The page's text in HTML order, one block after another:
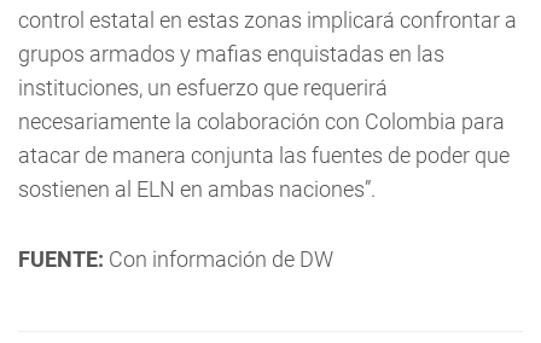
control estatal en estas zonas implicará confrontar a
grupos armados y mafias enquistadas en las
instituciones, un esfuerzo que requerirá
necesariamente la colaboración con Colombia para
atacar de manera conjunta las fuentes de poder que
sostienen al ELN en ambas naciones”.
FUENTE: Con información de DW